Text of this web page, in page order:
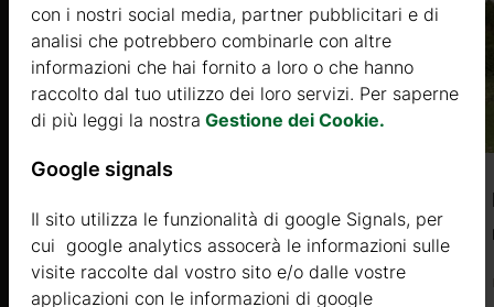
+ rivestimento) 11×5,5m, 52 + 8㎡
Prezzo da
con i nostri social media, partner pubblicitari e di
analisi che potrebbero combinarle con altre
informazioni che hai fornito a loro o che hanno
raccolto dal tuo utilizzo dei loro servizi. Per saperne
di più leggi la nostra Gestione dei Cookie.
Google signals
Il sito utilizza le funzionalità di google Signals, per
cui google analytics assocerà le informazioni sulle
visite raccolte dal vostro sito e/o dalle vostre
applicazioni con le informazioni di google